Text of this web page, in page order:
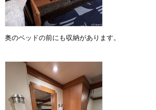
奥のベッドの前にも収納があります。